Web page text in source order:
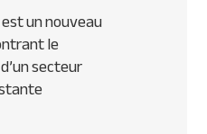
un nouveau
le
secteur